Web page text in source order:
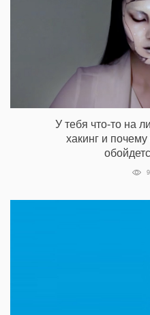
У тебя что-то на
хакинг и